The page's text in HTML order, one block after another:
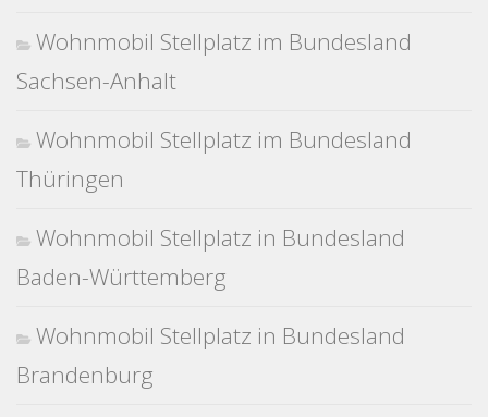
Wohnmobil Stellplatz im Bundesland
Sachsen-Anhalt
Wohnmobil Stellplatz im Bundesland
Thüringen
Wohnmobil Stellplatz in Bundesland
Baden-Württemberg
Wohnmobil Stellplatz in Bundesland
Brandenburg